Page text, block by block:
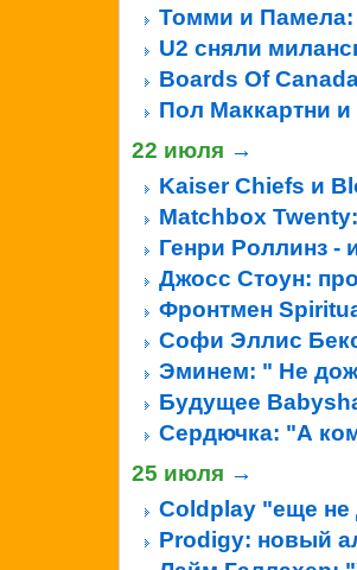
Томми и
U2 сняли
Boards Of
Пол Маккартни и
22 июля →
Kaiser Chiefs и
Matchbox
Генри Роллинз -
Джосс Стоун:
Фронтмен
Софи Эллис
Эминем: " Не
Будущее
Сердючка: "А
25 июля →
Coldplay "еще
Prodigy: новый